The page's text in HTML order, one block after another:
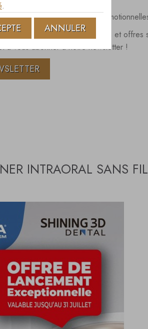
bénéficier d'offres
par emailing des nouveautés et offres
à vous abonner à notre newsletter !
INTRAORAL SANS
.
ANNULER